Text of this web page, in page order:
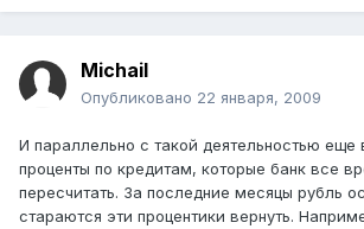
Michail
Опубликовано 22 января, 2009
И параллельно с такой деятельностью еще
проценты по кредитам, которые банк все
пересчитать. За последние месяцы рубль
стараются эти процентики вернуть.